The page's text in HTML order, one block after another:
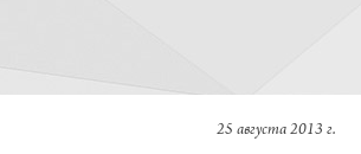
25 августа 2013 г.